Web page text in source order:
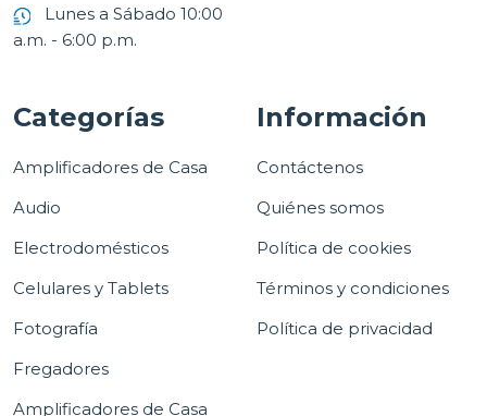
Lunes a Sábado 10:00
a.m. - 6:00 p.m.
Categorías
Amplificadores de Casa
Audio
Electrodomésticos
Celulares y Tablets
Fotografía
Fregadores
Amplificadores de Casa
Información
Contáctenos
Quiénes somos
Política de cookies
Términos y condiciones
Política de privacidad